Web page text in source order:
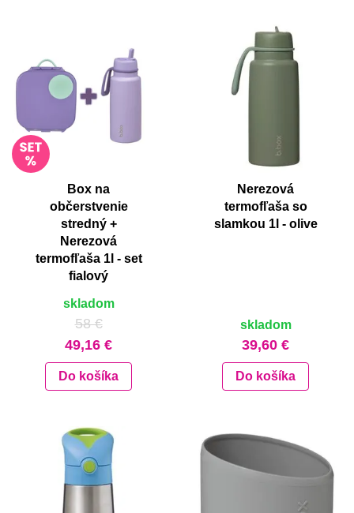
Box na
občerstvenie
stredný +
Nerezová
termofľaša 1l - set
fialový
skladom
58 €
49,16 €
Do košíka
Nerezová
termofľaša so
slamkou 1l - olive
skladom
39,60 €
Do košíka